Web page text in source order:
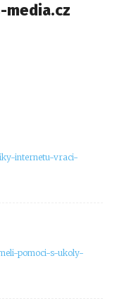
internetu-vraci-
pomoci-s-ukoly-